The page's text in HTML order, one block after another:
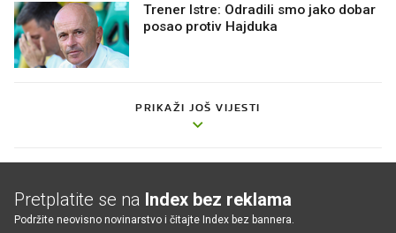
Trener Istre: Odradili smo jako dobar
posao protiv Hajduka
PRIKAŽI JOŠ VIJESTI
Pretplatite se na Index bez reklama
Podržite neovisno novinarstvo i čitajte Index bez bannera.